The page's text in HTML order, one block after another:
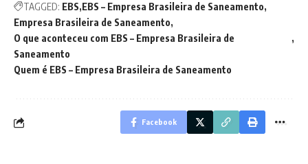
TAGGED: EBS EBS – Empresa Brasileira de Saneamento
Empresa Brasileira de Saneamento
O que aconteceu com EBS – Empresa Brasileira de
Saneamento
Quem é EBS – Empresa Brasileira de Saneamento
Facebook